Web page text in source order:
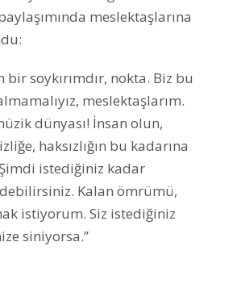
meslektaşlarına
bir soykırımdır, nokta. Biz bu
meslektaşlarım.
dünyası! İnsan olun,
haksızlığın bu kadarına
istediğiniz kadar
Kalan ömrümü,
istiyorum. Siz istediğiniz
siniyorsa.”